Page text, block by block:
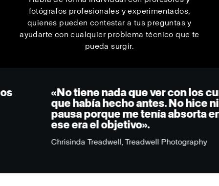
fotógrafos profesionales y experimentados,
quienes pueden contestar a tus preguntas y
ayudarte con cualquier problema técnico que te
pueda surgir.
«No tiene nada que ver con los cursos
que había hecho antes. No hice ni una
pausa porque me tenía absorta en él. Y
ese era el objetivo».
Chrisinda Treadwell, Treadwell Photography